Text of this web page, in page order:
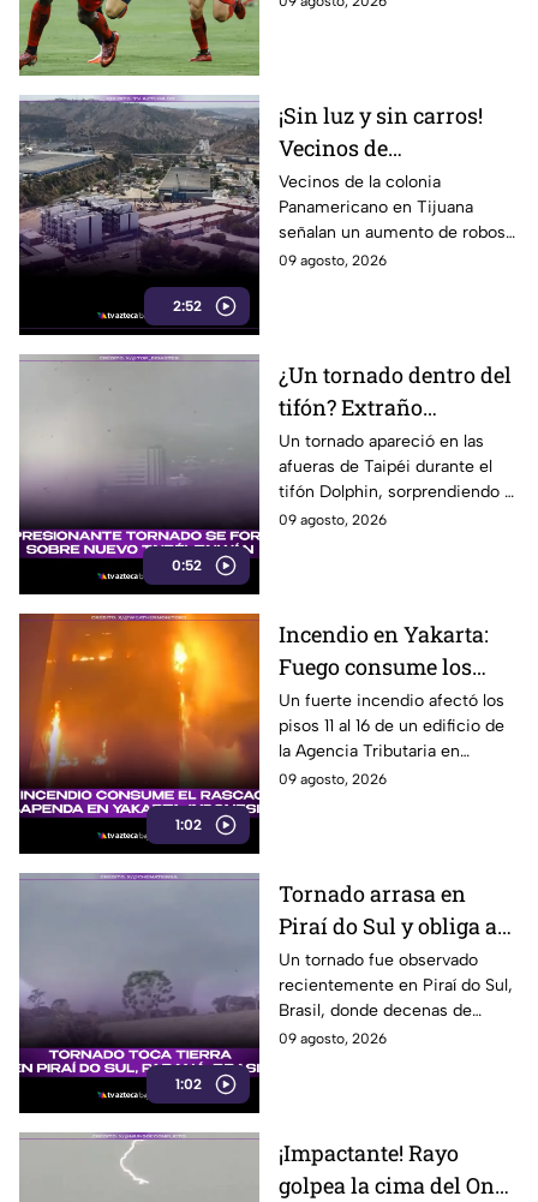
2:52
¡Sin luz y sin carros!
Vecinos de
Panamericano en
Tijuana viven bajo la
inseguridad
Vecinos de la colonia
Panamericano en Tijuana
señalan un aumento de robos
durante los últimos tres
09 agosto, 2026
0:52
¿Un tornado dentro del
tifón? Extraño
fenómeno sorprende a
meteorólogos en
Taiwán
Un tornado apareció en las
afueras de Taipéi durante el
tifón Dolphin, sorprendiendo a
meteorólogos taiwaneses que
09 agosto, 2026
1:02
Incendio en Yakarta:
Fuego consume los
últimos pisos de
edificio de la Agencia
Tributaria
Un fuerte incendio afectó los
pisos 11 al 16 de un edificio de
la Agencia Tributaria en
Yakarta, Indonesia, provocando
09 agosto, 2026
1:02
Tornado arrasa en
Piraí do Sul y obliga a
familias a abandonar
sus hogares
Un tornado fue observado
recientemente en Piraí do Sul,
Brasil, donde decenas de
viviendas resultaron afectadas
09 agosto, 2026
¡Impactante! Rayo
golpea la cima del One